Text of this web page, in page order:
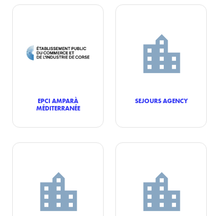
EPCI AMPARÀ
MÉDITERRANÉE
SEJOURS AGENCY